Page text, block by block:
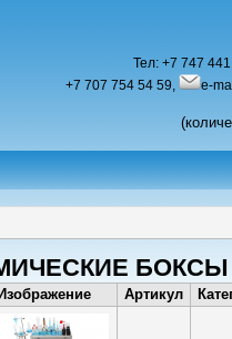
Тел: +7 747
+7 707 754 54 59,
e-
БОКСЫ
Артикул